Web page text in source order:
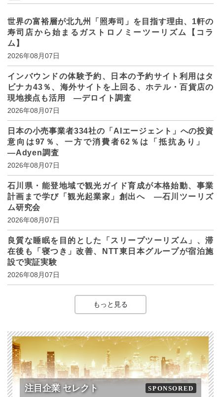
世界の富裕層が北九州「照寿司」を目指す理由、1軒の
寿司店から始まるガストロノミーツーリズム【コラ
ム】
2026年08月07日
インバウンドの体験予約、日本の予約サイト利用はタ
ビナカ43％、海外サイトを上回る、ホテル・百貨店の
現地接点も活用 ―デロイト調査
2026年08月07日
日本の小売事業者334社の「AIエージェント」への投資
意向は97％、一方で消費者62％は「抵抗あり」
―Adyen調査
2026年08月07日
石川県・能登地域で観光ガイド育成が本格始動、事業
計画まで学び「観光起業家」創出へ ―石川ツーリズ
ム研究会
2026年08月07日
良質な睡眠を目的とした「スリープツーリズム」、滞
在後も「寝つき」改善、NTT東日本グループが宿泊施
設で実証実験
2026年08月07日
もっと見る
注目企業 セレクト SPONSORED